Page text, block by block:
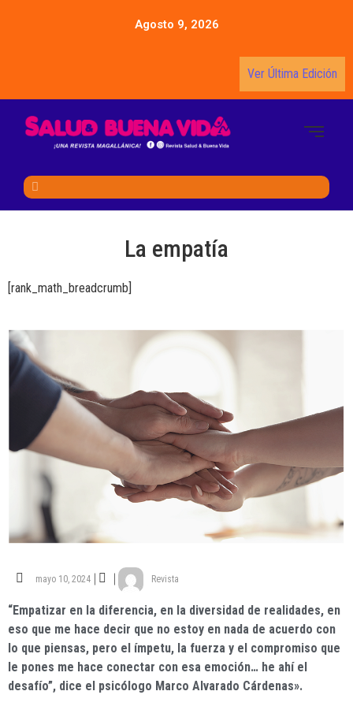
Agosto 9, 2026
Ver Última Edición
La empatía
[rank_math_breadcrumb]
mayo 10, 2024 Revista
“Empatizar en la diferencia, en la diversidad de realidades, en
eso que me hace decir que no estoy en nada de acuerdo con
lo que piensas, pero el ímpetu, la fuerza y el compromiso que
le pones me hace conectar con esa emoción… he ahí el
desafío”, dice el psicólogo Marco Alvarado Cárdenas».